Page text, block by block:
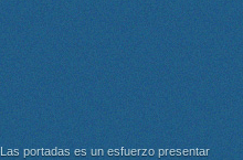
Las portadas es un esfuerzo presentar